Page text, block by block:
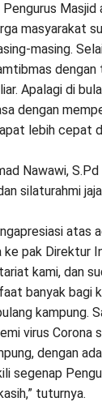
Pengurus Masjid
masyarakat
masing.
dengan
Apalagi di
dengan
lebih cepat
Nawawi,
silaturahmi
atas
ke pak Direktur
kami, dan
banyak bagi
kampung.
virus Corona
dengan
segenap
tuturnya.